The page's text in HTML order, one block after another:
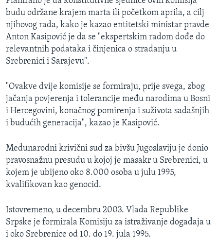
budu održane krajem marta ili početkom aprila, a cilj
njihovog rada, kako je kazao entitetski ministar pravde
Anton Kasipović je da se "ekspertskim radom dođe do
relevantnih podataka i činjenica o stradanju u
Srebrenici i Sarajevu".
"Ovakve dvije komisije se formiraju, prije svega, zbog
jačanja povjerenja i tolerancije među narodima u Bosni
i Hercegovini, konačnog pomirenja i suživota sadašnjih
i budućih generacija", kazao je Kasipović.
Međunarodni krivični sud za bivšu Jugoslaviju je donio
pravosnažnu presudu u kojoj je masakr u Srebrenici, u
kojem je ubijeno oko 8.000 osoba u julu 1995,
kvalifikovan kao genocid.
Istovremeno, u decembru 2003. Vlada Republike
Srpske je formirala Komisiju za istraživanje događaja u
i oko Srebrenice od 10. do 19. jula 1995.